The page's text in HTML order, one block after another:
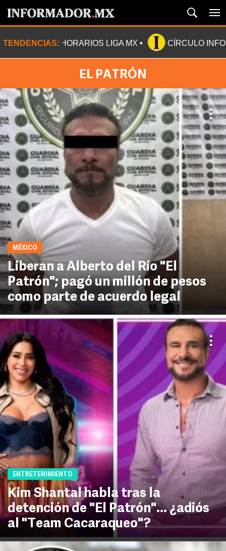
TENDENCIAS: HORARIOS LIGA MX CÍRCULO
EL PATRÓN
MÉXICO
Liberan a Alberto del Río "El
Patrón"; pagó un millón de pesos
como parte de acuerdo legal
ENTRETENIMIENTO
Kim Shantal habla tras la
detención de "El Patrón"... ¿adiós
al "Team Cacaraqueo"?